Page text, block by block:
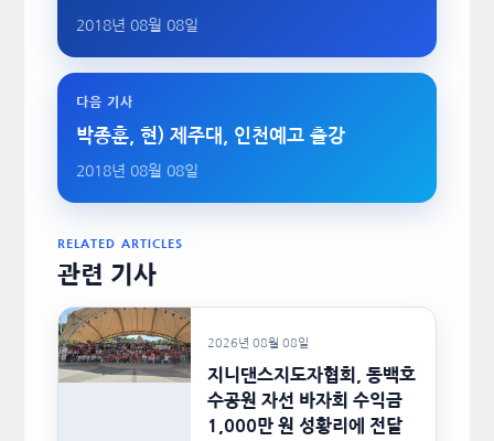
2018년 08월 08일
다음 기사
박종훈, 현) 제주대, 인천예고 출강
2018년 08월 08일
RELATED ARTICLES
관련 기사
2026년 08월 08일
지니댄스지도자협회, 동백호
수공원 자선 바자회 수익금
1,000만 원 성황리에 전달